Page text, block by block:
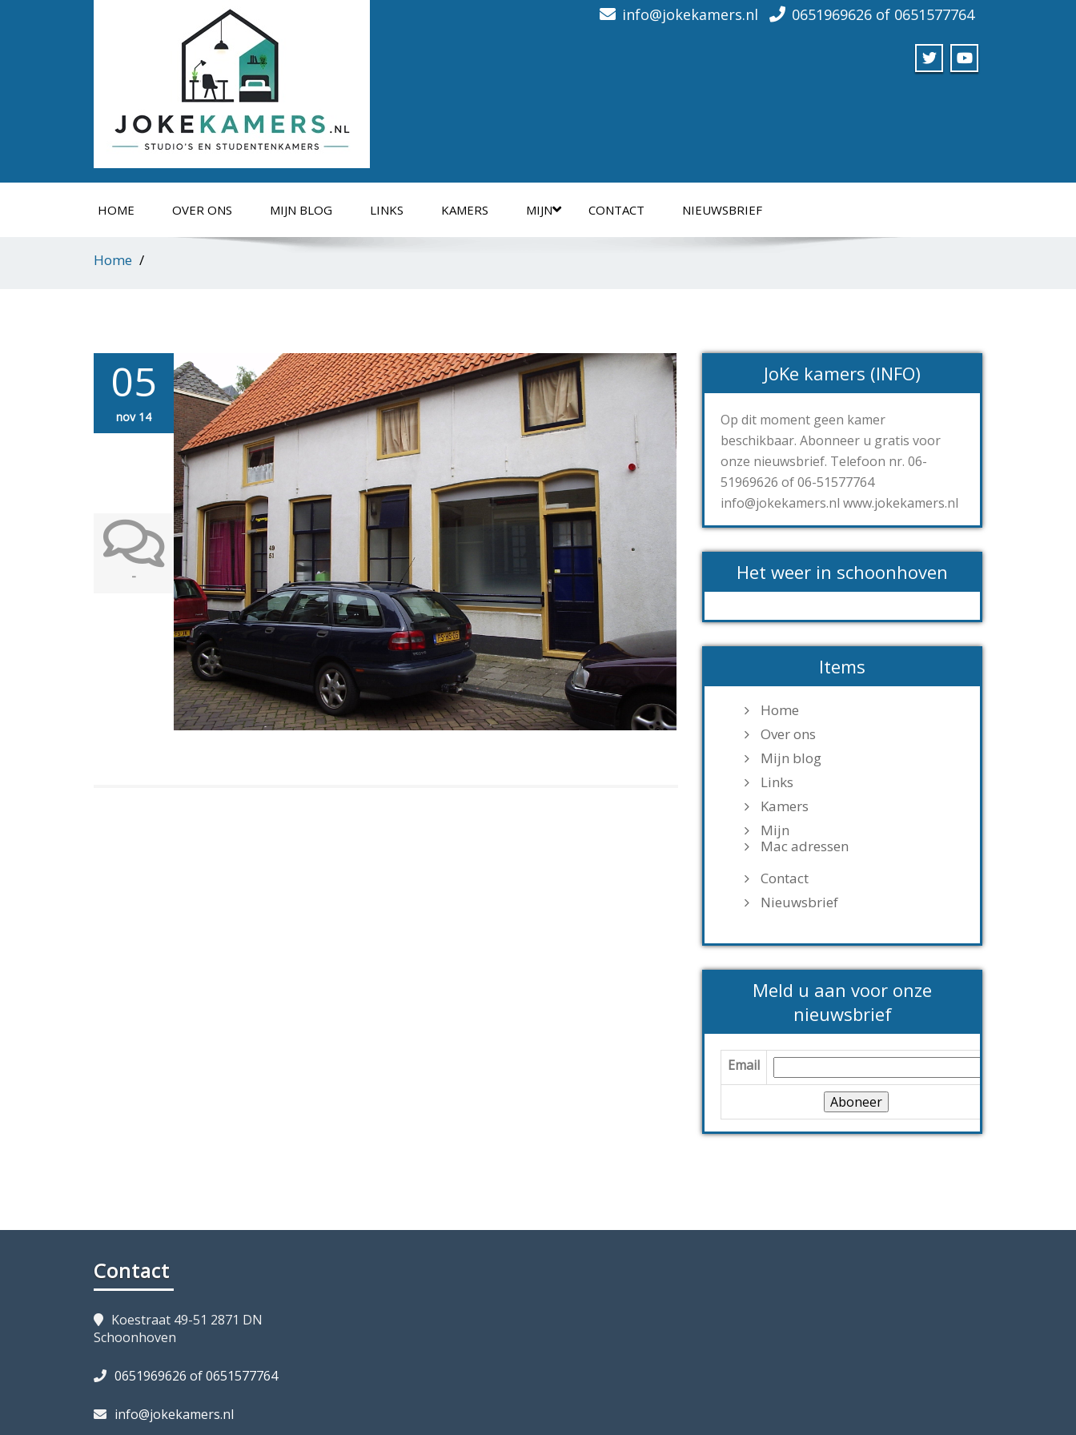
info@jokekamers.nl 0651969626 of 0651577764
HOME OVER ONS MIJN BLOG LINKS KAMERS MIJN CONTACT NIEUWSBRIEF
Home
05
nov 14
-
JoKe kamers (INFO)
Op dit moment geen kamer
beschikbaar. Abonneer u gratis voor
onze nieuwsbrief. Telefoon nr. 06-
51969626 of 06-51577764
info@jokekamers.nl www.jokekamers.nl
Het weer in schoonhoven
Items
Home
Over ons
Mijn blog
Links
Kamers
Mijn
Mac adressen
Contact
Nieuwsbrief
Meld u aan voor onze
nieuwsbrief
Email
Contact
Koestraat 49-51 2871 DN
Schoonhoven
0651969626 of 0651577764
info@jokekamers.nl